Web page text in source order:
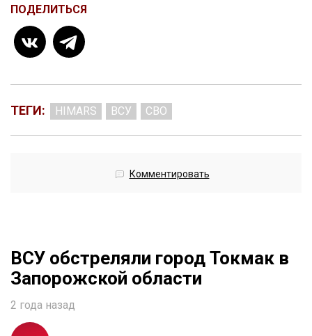
ПОДЕЛИТЬСЯ
ТЕГИ: HIMARS ВСУ СВО
Комментировать
ВСУ обстреляли город Токмак в
Запорожской области
2 года назад